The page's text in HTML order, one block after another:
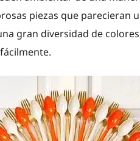
piezas que parecieran
gran diversidad de
fácilmente.